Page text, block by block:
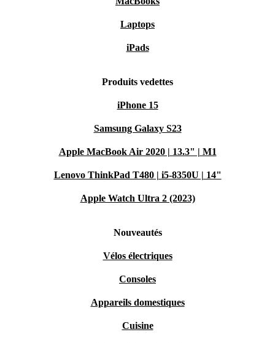
Laptops
iPads
Produits vedettes
iPhone 15
Samsung Galaxy S23
Apple MacBook Air 2020 | 13.3" | M1
Lenovo ThinkPad T480 | i5-8350U | 14"
Apple Watch Ultra 2 (2023)
Nouveautés
Vélos électriques
Consoles
Appareils domestiques
Cuisine